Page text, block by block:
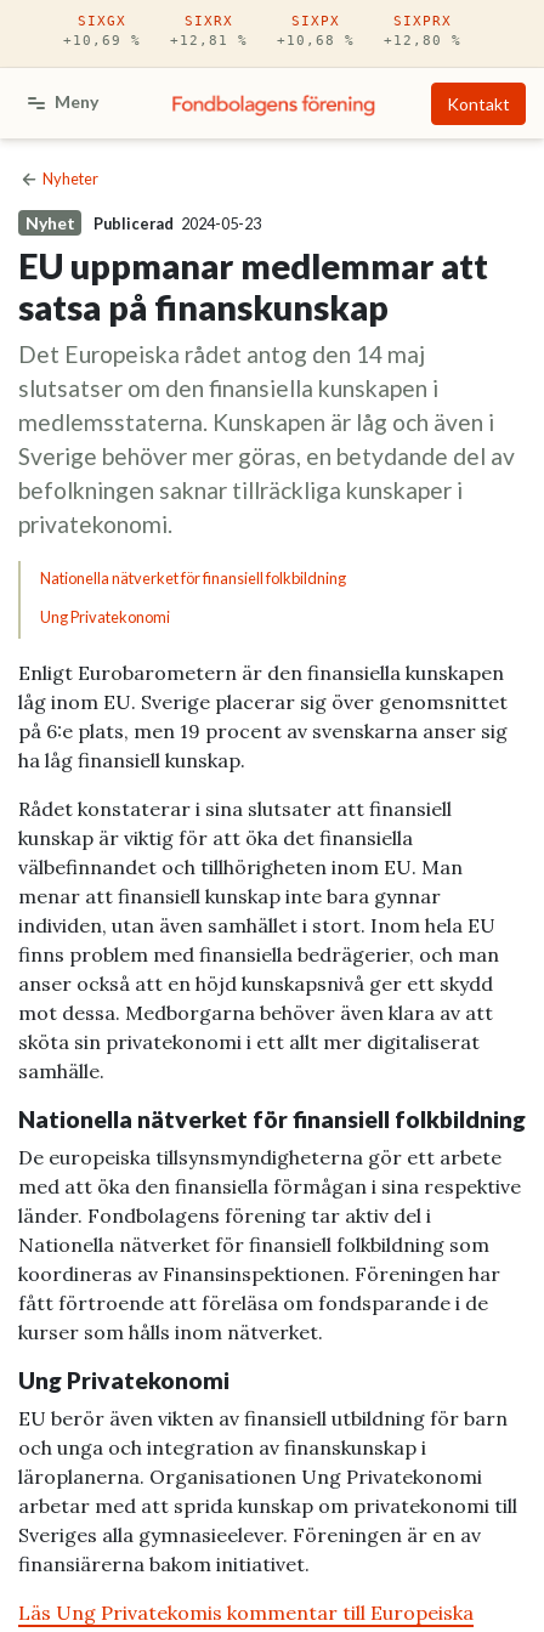
Hoppa till huvudinnehåll
SIXGX
+10,69 %
SIXRX
+12,81 %
SIXPX
+10,68 %
SIXPRX
+12,80 %
Meny Kontakt
Nyheter
Nyhet Publicerad 2024-05-23
EU uppmanar medlemmar att
satsa på finanskunskap
Det Europeiska rådet antog den 14 maj
slutsatser om den finansiella kunskapen i
medlemsstaterna. Kunskapen är låg och även i
Sverige behöver mer göras, en betydande del av
befolkningen saknar tillräckliga kunskaper i
privatekonomi.
Nationella nätverket för finansiell folkbildning
Ung Privatekonomi
Enligt Eurobarometern är den finansiella kunskapen
låg inom EU. Sverige placerar sig över genomsnittet
på 6:e plats, men 19 procent av svenskarna anser sig
ha låg finansiell kunskap.
Rådet konstaterar i sina slutsater att finansiell
kunskap är viktig för att öka det finansiella
välbefinnandet och tillhörigheten inom EU. Man
menar att finansiell kunskap inte bara gynnar
individen, utan även samhället i stort. Inom hela EU
finns problem med finansiella bedrägerier, och man
anser också att en höjd kunskapsnivå ger ett skydd
mot dessa. Medborgarna behöver även klara av att
sköta sin privatekonomi i ett allt mer digitaliserat
samhälle.
Nationella nätverket för finansiell folkbildning
De europeiska tillsynsmyndigheterna gör ett arbete
med att öka den finansiella förmågan i sina respektive
länder. Fondbolagens förening tar aktiv del i
Nationella nätverket för finansiell folkbildning som
koordineras av Finansinspektionen. Föreningen har
fått förtroende att föreläsa om fondsparande i de
kurser som hålls inom nätverket.
Ung Privatekonomi
EU berör även vikten av finansiell utbildning för barn
och unga och integration av finanskunskap i
läroplanerna. Organisationen Ung Privatekonomi
arbetar med att sprida kunskap om privatekonomi till
Sveriges alla gymnasieelever. Föreningen är en av
finansiärerna bakom initiativet.
Läs Ung Privatekomis kommentar till Europeiska